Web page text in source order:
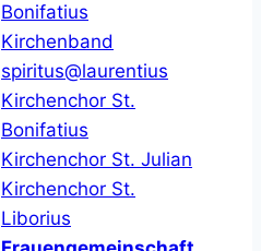
Bonifatius
Kirchenband
spiritus@laurentius
Kirchenchor St.
Bonifatius
Kirchenchor St. Julian
Kirchenchor St.
Liborius